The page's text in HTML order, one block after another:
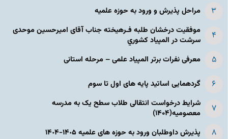
مراحل پذیرش و ورود به حوزه علمیه
موفقیت درخشان طلبه فـرهیخته جناب آقای امیرحسین موحدی
سرشت در المپياد كشوري
معرفی نفرات برتر المپیاد علمی – مرحله استانی
گردهمایی اساتید پایه های اول تا سوم
شرایط درخواست انتقالی طلاب سطح یک به مدرسه
معصومیه(۱۴۰۴)
پذیرش داوطلبان ورود به حوزه های علمیه ١۴٠۵-١۴٠۴